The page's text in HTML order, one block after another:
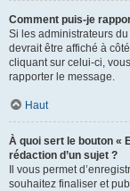
Comment puis-je
Si les administrateurs
devrait être affiché à
cliquant sur celui-ci,
rapporter le message.
Haut
À quoi sert le bouton «
rédaction d’un sujet ?
Il vous permet
souhaitez finaliser et